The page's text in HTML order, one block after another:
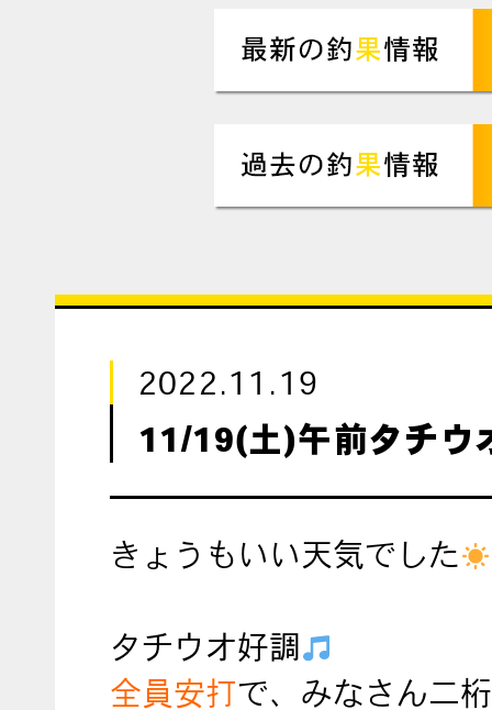
2022.11.19
11/19(土)午前タチウ
きょうもいい天気でした
タチウオ好調
全員安打で、みなさん二